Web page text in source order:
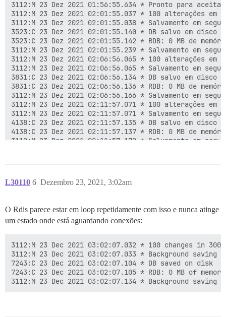
3112:M 23 Dez 2021 01:56:55.634 * Pronto para aceitar
3112:M 23 Dez 2021 02:01:55.037 * 100 alterações em
3112:M 23 Dez 2021 02:01:55.038 * Salvamento em
3523:C 23 Dez 2021 02:01:55.140 * DB salvo em disco
3523:C 23 Dez 2021 02:01:55.142 * RDB: 0 MB de
3112:M 23 Dez 2021 02:01:55.239 * Salvamento em
3112:M 23 Dez 2021 02:06:56.065 * 100 alterações em
3112:M 23 Dez 2021 02:06:56.065 * Salvamento em
3831:C 23 Dez 2021 02:06:56.134 * DB salvo em disco
3831:C 23 Dez 2021 02:06:56.136 * RDB: 0 MB de
3112:M 23 Dez 2021 02:06:56.166 * Salvamento em
3112:M 23 Dez 2021 02:11:57.071 * 100 alterações em
3112:M 23 Dez 2021 02:11:57.071 * Salvamento em
4138:C 23 Dez 2021 02:11:57.135 * DB salvo em disco
4138:C 23 Dez 2021 02:11:57.137 * RDB: 0 MB de
3112:M 23 Dez 2021 02:11:57.172 * Salvamento em
L30110 Dezembro 23, 2021, 3:02am
6
O Rdis parece estar em loop repetidamente com isso e nunca atinge
um estado onde está aguardando conexões:
3112:M 23 Dec 2021 03:02:07.032 * 100 changes in
3112:M 23 Dec 2021 03:02:07.033 * Background
7243:C 23 Dec 2021 03:02:07.104 * DB saved on disk
7243:C 23 Dec 2021 03:02:07.105 * RDB: 0 MB of